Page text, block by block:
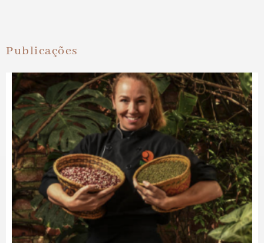
Publicações